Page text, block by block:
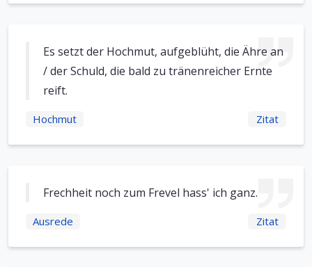
Es setzt der Hochmut, aufgeblüht, die Ähre an
/ der Schuld, die bald zu tränenreicher Ernte
reift.
Hochmut Zitat
Frechheit noch zum Frevel hass' ich ganz.
Ausrede Zitat